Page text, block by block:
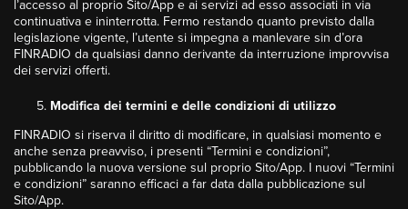
l’accesso al proprio Sito/App e ai servizi ad esso associati in via
continuativa e ininterrotta. Fermo restando quanto previsto dalla
legislazione vigente, l’utente si impegna a manlevare sin d’ora
FINRADIO da qualsiasi danno derivante da interruzione improvvisa
dei servizi offerti.
Modifica dei termini e delle condizioni di utilizzo
FINRADIO si riserva il diritto di modificare, in qualsiasi momento e
anche senza preavviso, i presenti “Termini e condizioni”,
pubblicando la nuova versione sul proprio Sito/App. I nuovi “Termini
e condizioni” saranno efficaci a far data dalla pubblicazione sul
Sito/App.